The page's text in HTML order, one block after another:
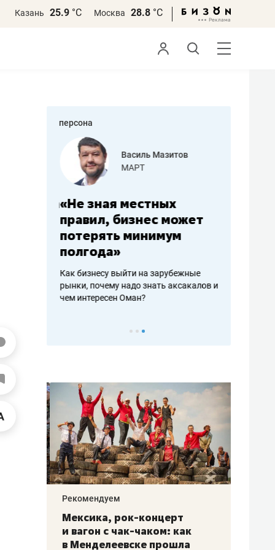
Казань 25.9 °С Москва 28.8 °С
персона
работа
Василь Мазитов
МАРТ
«Не зная местных
правил, бизнес может
потерять минимум
полгода»
Как бизнесу выйти на зарубежные
рынки, почему надо знать аксакалов и
чем интересен Оман?
Рекомендуем
Мексика, рок-концерт
и вагон с чак-чаком: как
в Менделеевске прошла